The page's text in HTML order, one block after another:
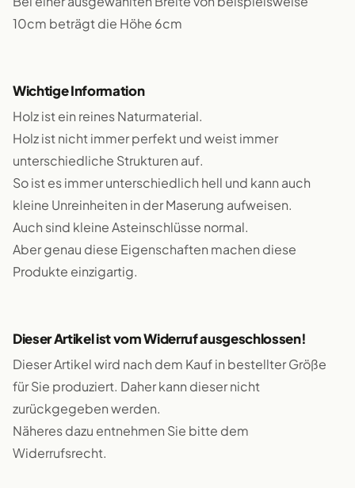
10cm beträgt die Höhe 6cm
Wichtige Information
Holz ist ein reines Naturmaterial.
Holz ist nicht immer perfekt und weist immer
unterschiedliche Strukturen auf.
So ist es immer unterschiedlich hell und kann auch
kleine Unreinheiten in der Maserung aufweisen.
Auch sind kleine Asteinschlüsse normal.
Aber genau diese Eigenschaften machen diese
Produkte einzigartig.
Dieser Artikel ist vom Widerruf ausgeschlossen!
Dieser Artikel wird nach dem Kauf in bestellter Größe
für Sie produziert. Daher kann dieser nicht
zurückgegeben werden.
Näheres dazu entnehmen Sie bitte dem
Widerrufsrecht.